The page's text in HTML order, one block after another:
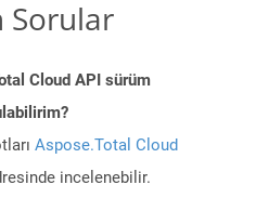
Sorular
Cloud API sürüm
Aspose.Total Cloud
incelenebilir.